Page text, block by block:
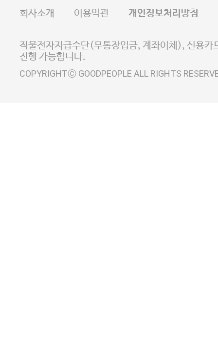
E-MAIL goodpeople@gpin.co.kr
사업자정보확인
이니시스 에스크로 서비
회사소개 이용약관 개인정보처리방침
직불전자지급수단(무통장입금, 계좌이체), 신용카
진행 가능합니다.
COPYRIGHTⒸ GOODPEOPLE ALL RIGHTS